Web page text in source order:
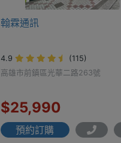
翰霖通訊
4.9
(115)
高雄市前鎮區光華二路263號
$25,990
預約訂購